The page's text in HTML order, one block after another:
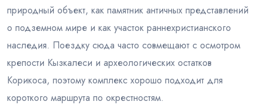
природный объект, как памятник античных представлений
о подземном мире и как участок раннехристианского
наследия. Поездку сюда часто совмещают с осмотром
крепости Кызкалеси и археологических остатков
Корикоса, поэтому комплекс хорошо подходит для
короткого маршрута по окрестностям.